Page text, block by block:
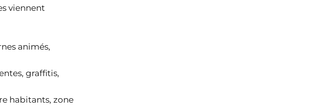
viennent
animés,
graffitis,
habitants, zone